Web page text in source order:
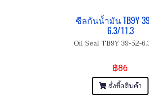
ซีลกันน้ำมัน TB9Y
6.3/11.3
Oil Seal TB9Y 39-52-
฿86
สั่งซื้อสินค้า